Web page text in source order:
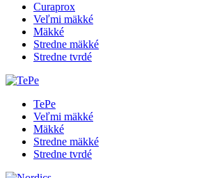
Curaprox
Veľmi mäkké
Mäkké
Stredne mäkké
Stredne tvrdé
TePe
Veľmi mäkké
Mäkké
Stredne mäkké
Stredne tvrdé